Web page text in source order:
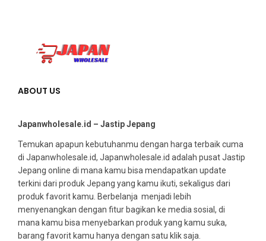
ABOUT US
Japanwholesale.id – Jastip Jepang
Temukan apapun kebutuhanmu dengan harga terbaik cuma
di Japanwholesale.id, Japanwholesale.id adalah pusat Jastip
Jepang online di mana kamu bisa mendapatkan update
terkini dari produk Jepang yang kamu ikuti, sekaligus dari
produk favorit kamu. Berbelanja menjadi lebih
menyenangkan dengan fitur bagikan ke media sosial, di
mana kamu bisa menyebarkan produk yang kamu suka,
barang favorit kamu hanya dengan satu klik saja.